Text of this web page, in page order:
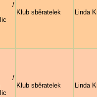
/
Klub sběratelek Linda
/
Klub sběratelek Linda